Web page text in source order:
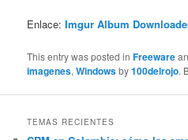
Enlace:Imgur Album
This entry was posted inFreeware
imagenes,Windowsby100delrojo.
TEMAS RECIENTES